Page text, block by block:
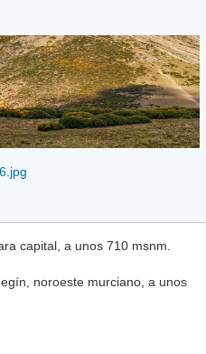
capital, a unos 710 msnm.
noroeste murciano, a unos